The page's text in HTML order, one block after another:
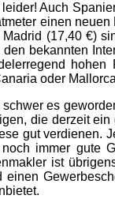
Auch
einen
(17,40 €)
bekannten
oder
es
die derzeit
gut
immer
ist